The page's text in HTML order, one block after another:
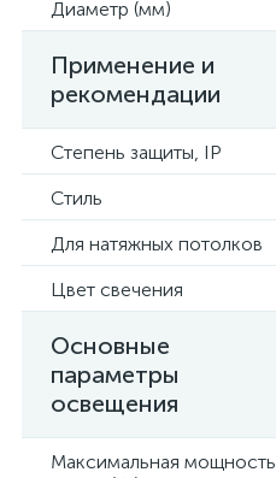
Диаметр (мм)
Применение и
рекомендации
Степень защиты, IP
Стиль
Для натяжных потолков
Цвет свечения
Основные
параметры
освещения
Максимальная мощность